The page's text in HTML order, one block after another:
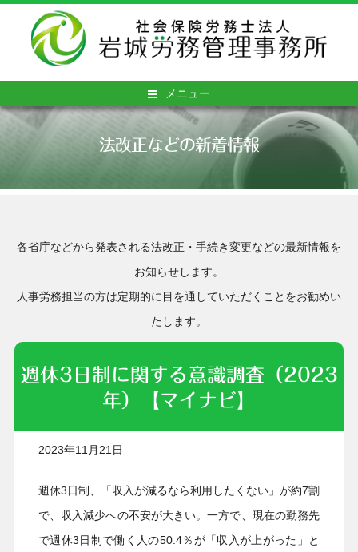
メニュー
法改正などの新着情報
各省庁などから発表される法改正・手続き変更などの最新情報を
お知らせします。
人事労務担当の方は定期的に目を通していただくことをお勧めい
たします。
週休3日制に関する意識調査（2023
年）【マイナビ】
2023年11月21日
週休3日制、「収入が減るなら利用したくない」が約7割
で、収入減少への不安が大きい。一方で、現在の勤務先
で週休3日制で働く人の50.4％が「収入が上がった」と